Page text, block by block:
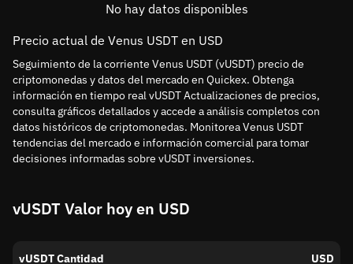
No hay datos disponibles
Precio actual de Venus USDT en USD
Seguimiento de la corriente Venus USDT (vUSDT) precio de
criptomonedas y datos del mercado en Quickex. Obtenga
información en tiempo real vUSDT Actualizaciones de precios,
consulta gráficos detallados y accede a análisis completos con
datos históricos de criptomonedas. Monitorea Venus USDT
tendencias del mercado e información comercial para tomar
decisiones informadas sobre vUSDT inversiones.
vUSDT Valor hoy en USD
vUSDT Cantidad USD